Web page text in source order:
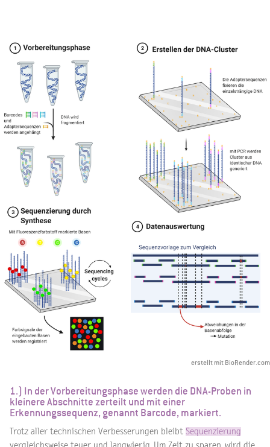
erstellt mit BioRender.com
1.) In der Vorbereitungsphase werden die DNA-Proben in
kleinere Abschnitte zerteilt und mit einer
Erkennungssequenz, genannt Barcode, markiert.
Trotz aller technischen Verbesserungen bleibt Sequenzierung